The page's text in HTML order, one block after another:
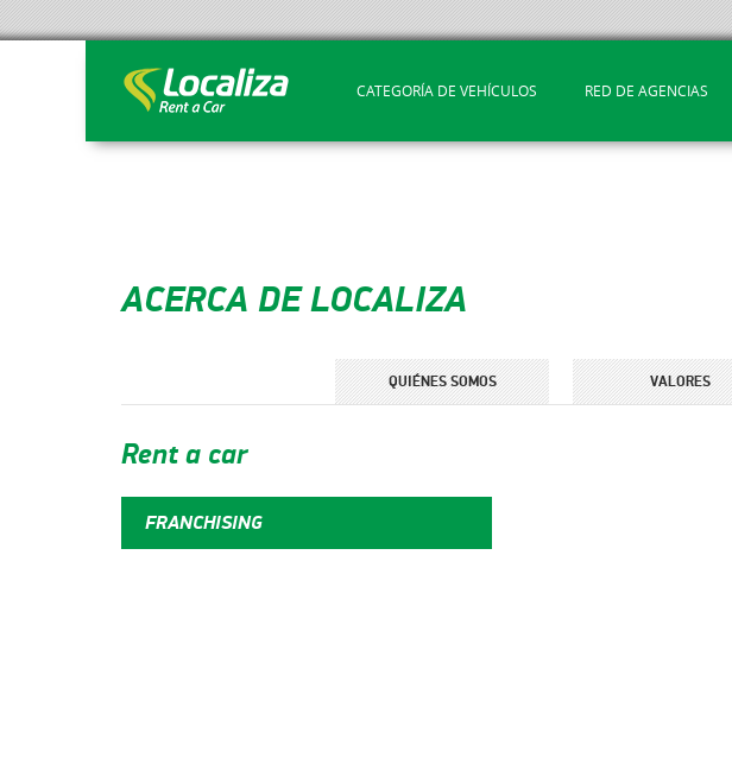
CATEGORÍA DE VEHÍCULOS RED DE AGENCIAS
ACERCA DE LOCALIZA
QUIÉNES SOMOS VALORES
Rent a car
FRANCHISING